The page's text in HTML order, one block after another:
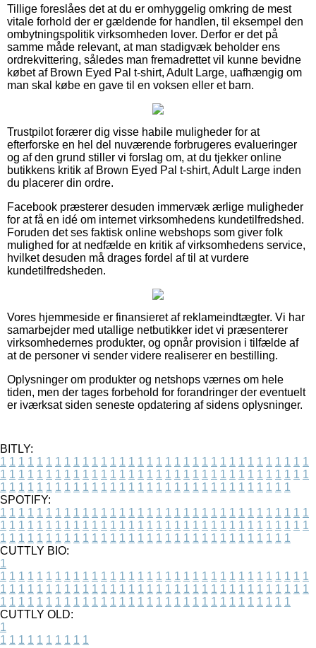
Tillige foreslåes det at du er omhyggelig omkring de mest
vitale forhold der er gældende for handlen, til eksempel den
ombytningspolitik virksomheden lover. Derfor er det på
samme måde relevant, at man stadigvæk beholder ens
ordrekvittering, således man fremadrettet vil kunne bevidne
købet af Brown Eyed Pal t-shirt, Adult Large, uafhængig om
man skal købe en gave til en voksen eller et barn.
Trustpilot forærer dig visse habile muligheder for at
efterforske en hel del nuværende forbrugeres evalueringer
og af den grund stiller vi forslag om, at du tjekker online
butikkens kritik af Brown Eyed Pal t-shirt, Adult Large inden
du placerer din ordre.
Facebook præsterer desuden immervæk ærlige muligheder
for at få en idé om internet virksomhedens kundetilfredshed.
Foruden det ses faktisk online webshops som giver folk
mulighed for at nedfælde en kritik af virksomhedens service,
hvilket desuden må drages fordel af til at vurdere
kundetilfredsheden.
Vores hjemmeside er finansieret af reklameindtægter. Vi har
samarbejder med utallige netbutikker idet vi præsenterer
virksomhedernes produkter, og opnår provision i tilfælde af
at de personer vi sender videre realiserer en bestilling.
Oplysninger om produkter og netshops værnes om hele
tiden, men der tages forbehold for forandringer der eventuelt
er iværksat siden seneste opdatering af sidens oplysninger.
BITLY:
1 1 1 1 1 1 1 1 1 1 1 1 1 1 1 1 1 1 1 1 1 1 1 1 1 1 1 1 1 1 1 1 1 1
1 1 1 1 1 1 1 1 1 1 1 1 1 1 1 1 1 1 1 1 1 1 1 1 1 1 1 1 1 1 1 1 1 1
1 1 1 1 1 1 1 1 1 1 1 1 1 1 1 1 1 1 1 1 1 1 1 1 1 1 1 1 1 1 1 1
SPOTIFY:
1 1 1 1 1 1 1 1 1 1 1 1 1 1 1 1 1 1 1 1 1 1 1 1 1 1 1 1 1 1 1 1 1 1
1 1 1 1 1 1 1 1 1 1 1 1 1 1 1 1 1 1 1 1 1 1 1 1 1 1 1 1 1 1 1 1 1 1
1 1 1 1 1 1 1 1 1 1 1 1 1 1 1 1 1 1 1 1 1 1 1 1 1 1 1 1 1 1 1 1
CUTTLY BIO:
1
1 1 1 1 1 1 1 1 1 1 1 1 1 1 1 1 1 1 1 1 1 1 1 1 1 1 1 1 1 1 1 1 1 1
1 1 1 1 1 1 1 1 1 1 1 1 1 1 1 1 1 1 1 1 1 1 1 1 1 1 1 1 1 1 1 1 1 1
1 1 1 1 1 1 1 1 1 1 1 1 1 1 1 1 1 1 1 1 1 1 1 1 1 1 1 1 1 1 1 1
CUTTLY OLD:
1
1 1 1 1 1 1 1 1 1 1